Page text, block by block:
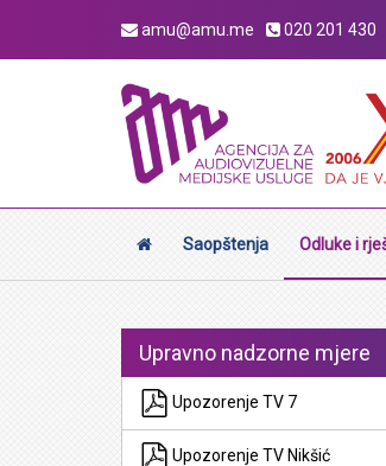
amu@amu.me 020 201 430
Saopštenja Odluke i
Upravno nadzorne mjere
Upozorenje TV 7
Upozorenje TV Nikšić